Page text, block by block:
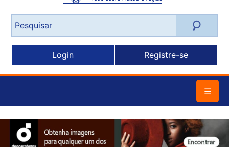
Login Registre-se
☰